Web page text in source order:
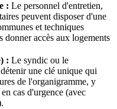
: Le personnel d'entretien,
peuvent disposer d'une
et techniques
donner accès aux logements
: Le syndic ou le
une clé unique qui
de l'organigramme, y
cas d'urgence (avec